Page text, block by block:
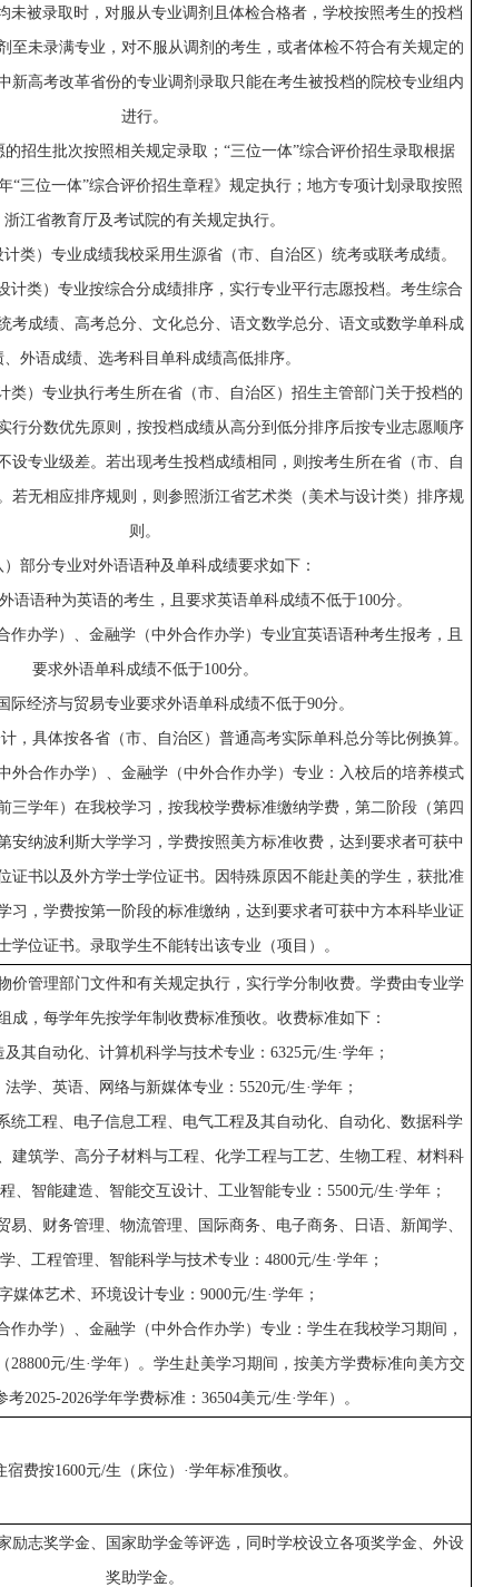
未被录取时，对服从专业调剂且体检合格者，学校按照考生的投档
至未录满专业，对不服从调剂的考生，或者体检不符合有关规定的
新高考改革省份的专业调剂录取只能在考生被投档的院校专业组内
进行。
招生批次按照相关规定录取； “三位一体”综合评价招生录取根据
“三位一体”综合评价招生章程》规定执行；地方专项计划录取按照
浙江省教育厅及考试院的有关规定执行。
计类）专业成绩我校采用生源省（市、自治区）统考或联考成绩。
计类）专业按综合分成绩排序，实行专业平行志愿投档。考生综合
考成绩、高考总分、文化总分、语文数学总分、语文或数学单科成
、外语成绩、选考科目单科成绩高低排序。
类）专业执行考生所在省（市、自治区）招生主管部门关于投档的
行分数优先原则，按投档成绩从高分到低分排序后按专业志愿顺序
设专业级差。若出现考生投档成绩相同，则按考生所在省（市、自
若无相应排序规则，则参照浙江省艺术类（美术与设计类）排序规
则。
）部分专业对外语语种及单科成绩要求如下：
语语种为英语的考生，且要求英语单科成绩不低于100分。
作办学）、金融学（中外合作办学）专业宜英语语种考生报考，且
要求外语单科成绩不低于100分。
际经济与贸易专业要求外语单科成绩不低于90分。
，具体按各省（市、自治区）普通高考实际单科总分等比例换算。
外合作办学）、金融学（中外合作办学）专业：入校后的培养模式
三学年）在我校学习， 按我校学费标准缴纳学费，第二阶段（第四
安纳波利斯大学学习，学费按照美方标准收费 ，达到要求者可获中
证书以及外方学士学位证书。因特殊原因不能赴美的学生，获批准
习，学费按第一阶段的标准缴纳，达到要求者可获中方本科毕业证
学位证书。录取学生不能转出该专业（项目）。
价管理部门文件和有关规定执行， 实行学分制收费。 学费由专业学
成，每学年先按学年制收费标准预收。 收费标准如下：
及其自动化、计算机科学与技术专业 ： 6325元/生·学年；
法学、英语、网络与新媒体专业 ： 5520元/生·学年；
统工程、电子信息工程、电气工程及其自动化、自动化、数据科学
建筑学、高分子材料与工程、化学工程与工艺、生物工程、 材料科
、智能建造、智能交互设计、工业智能专业 ： 5500元/生·学年；
易、财务管理、物流管理、国际商务、电子商务、日语、新闻学、
、 工程管理、智能科学与技术专业 ： 4800元/生·学年；
媒体艺术、环境设计专业 ： 9000元/生·学年；
作办学）、金融学（中外合作办学）专业 ：学生在我校学习期间，
28800元/生·学年）。学生赴美学习期间，按美方学费标准向美方交
考2025-2026学年学费标准：36504美元/生·学年） 。
宿费按1600元/生 （ 床位 ） ·学年标准预收。
励志奖学金、国家助学金等评选，同时学校设立各项奖学金、外设
奖助学金。